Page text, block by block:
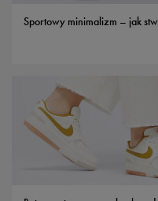
Sportowy minimalizm – jak